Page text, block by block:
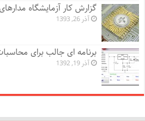
گزارش کار آزمایشگاه
آذر 26, 1393
برنامه ای جالب برای
آذر 19, 1392